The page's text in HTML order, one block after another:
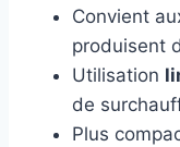
Convient
produisent
Utilisation
de
Plus